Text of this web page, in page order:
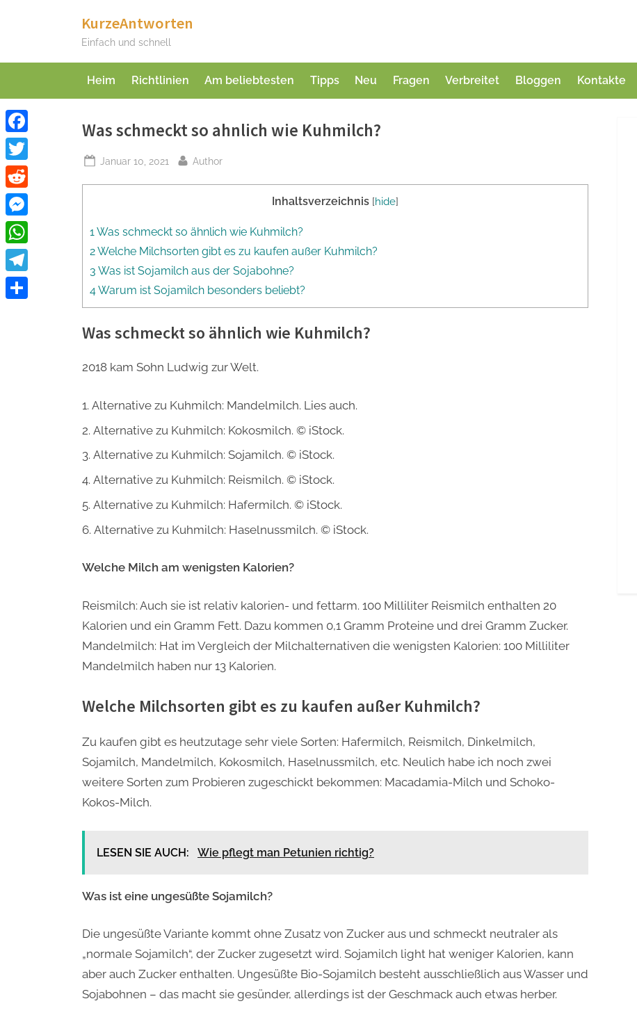
KurzeAntworten
Einfach und schnell
Heim Richtlinien Am beliebtesten Tipps Neu Fragen Verbreitet Bloggen Kontakte
Was schmeckt so ahnlich wie Kuhmilch?
Posted
Januar 10, 2021 By
Author
Inhaltsverzeichnis [hide]
1 Was schmeckt so ähnlich wie Kuhmilch?
2 Welche Milchsorten gibt es zu kaufen außer Kuhmilch?
3 Was ist Sojamilch aus der Sojabohne?
4 Warum ist Sojamilch besonders beliebt?
Was schmeckt so ähnlich wie Kuhmilch?
2018 kam Sohn Ludwig zur Welt.
Alternative zu Kuhmilch: Mandelmilch. Lies auch.
Alternative zu Kuhmilch: Kokosmilch. © iStock.
Alternative zu Kuhmilch: Sojamilch. © iStock.
Alternative zu Kuhmilch: Reismilch. © iStock.
Alternative zu Kuhmilch: Hafermilch. © iStock.
Alternative zu Kuhmilch: Haselnussmilch. © iStock.
Welche Milch am wenigsten Kalorien?
Reismilch: Auch sie ist relativ kalorien- und fettarm. 100 Milliliter Reismilch enthalten 20
Kalorien und ein Gramm Fett. Dazu kommen 0,1 Gramm Proteine und drei Gramm Zucker.
Mandelmilch: Hat im Vergleich der Milchalternativen die wenigsten Kalorien: 100 Milliliter
Mandelmilch haben nur 13 Kalorien.
Welche Milchsorten gibt es zu kaufen außer Kuhmilch?
Zu kaufen gibt es heutzutage sehr viele Sorten: Hafermilch, Reismilch, Dinkelmilch,
Sojamilch, Mandelmilch, Kokosmilch, Haselnussmilch, etc. Neulich habe ich noch zwei
weitere Sorten zum Probieren zugeschickt bekommen: Macadamia-Milch und Schoko-
Kokos-Milch.
LESEN SIE AUCH: Wie pflegt man Petunien richtig?
Was ist eine ungesüßte Sojamilch?
Die ungesüßte Variante kommt ohne Zusatz von Zucker aus und schmeckt neutraler als
„normale Sojamilch“, der Zucker zugesetzt wird. Sojamilch light hat weniger Kalorien, kann
aber auch Zucker enthalten. Ungesüßte Bio-Sojamilch besteht ausschließlich aus Wasser und
Sojabohnen – das macht sie gesünder, allerdings ist der Geschmack auch etwas herber.
Facebook
Twitter
Reddit
Messenger
WhatsApp
Telegram